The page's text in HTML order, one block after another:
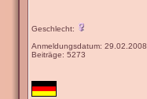
Geschlecht:
Anmeldungsdatum: 29.02.2008
Beiträge: 5273